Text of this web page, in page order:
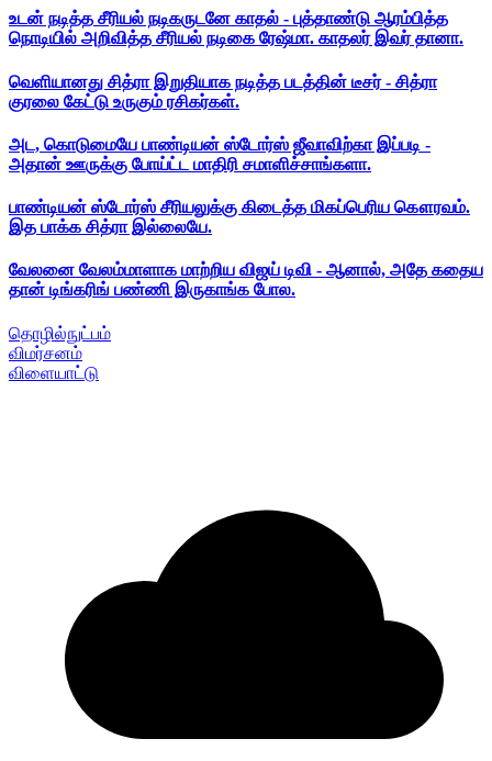
உடன் நடித்த சீரியல் நடிகருடனே காதல் - புத்தாண்டு ஆரம்பித்த
நொடியில் அறிவித்த சீரியல் நடிகை ரேஷ்மா. காதலர் இவர் தானா.
வெளியானது சித்ரா இறுதியாக நடித்த படத்தின் டீசர் - சித்ரா
குரலை கேட்டு உருகும் ரசிகர்கள்.
அட, கொடுமையே பாண்டியன் ஸ்டோர்ஸ் ஜீவாவிற்கா இப்படி -
அதான் ஊருக்கு போய்ட்ட மாதிரி சமாளிச்சாங்களா.
பாண்டியன் ஸ்டோர்ஸ் சீரியலுக்கு கிடைத்த மிகப்பெரிய கௌரவம்.
இத பாக்க சித்ரா இல்லையே.
வேலனை வேலம்மாளாக மாற்றிய விஜய் டிவி - ஆனால், அதே கதைய
தான் டிங்கரிங் பண்ணி இருகாங்க போல.
தொழில்நுட்பம்
விமர்சனம்
விளையாட்டு